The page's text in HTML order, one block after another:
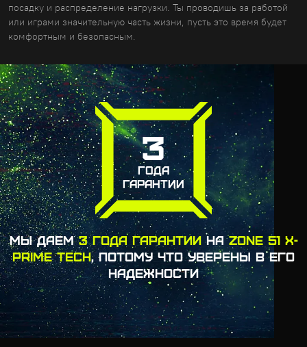
посадку и распределение нагрузки. Ты проводишь за работой
или играми значительную часть жизни, пусть это время будет
комфортным и безопасным.
3
ГОДА
ГАРАНТИИ
МЫ ДАЕМ3 ГОДА ГАРАНТИИНАZONE 51 X-
PRIME TECH, ПОТОМУ ЧТО УВЕРЕНЫ В ЕГО
НАДЕЖНОСТИ